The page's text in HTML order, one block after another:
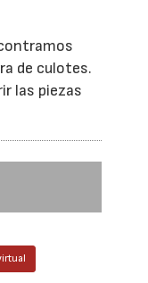
de culotes.
las piezas